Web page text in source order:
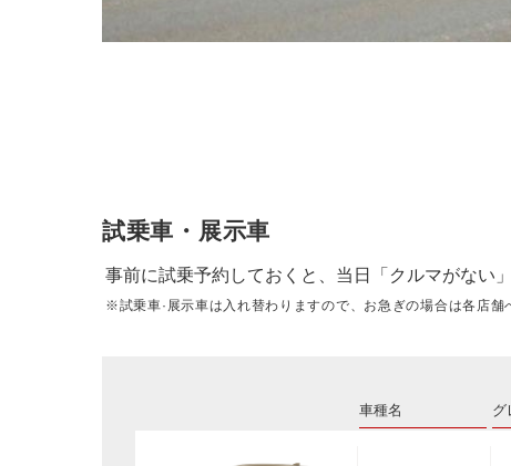
試乗車・展示車
事前に試乗予約しておくと、当日「クルマがない
※試乗車·展示車は入れ替わりますので、お急ぎの場合は各店舗
車種名 グ